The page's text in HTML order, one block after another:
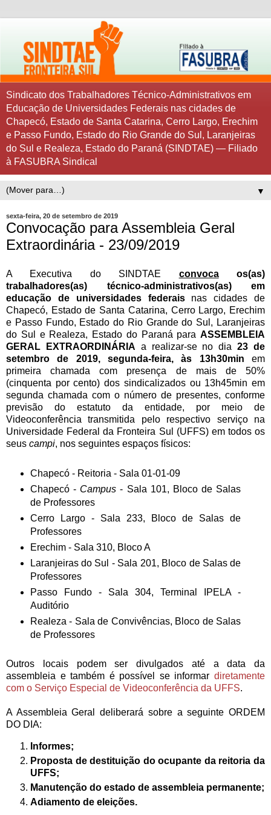
Sindicato dos Trabalhadores Técnico-Administrativos em
Educação de Universidades Federais nas cidades de
Chapecó, Estado de Santa Catarina, Cerro Largo, Erechim
e Passo Fundo, Estado do Rio Grande do Sul, Laranjeiras
do Sul e Realeza, Estado do Paraná (SINDTAE) — Filiado
à FASUBRA Sindical
▼
sexta-feira, 20 de setembro de 2019
Convocação para Assembleia Geral
Extraordinária - 23/09/2019
A Executiva do SINDTAE convocaos(as)
trabalhadores(as) técnico-administrativos(as) em
educação de universidades federaisnas cidades de
Chapecó, Estado de Santa Catarina, Cerro Largo, Erechim
e Passo Fundo, Estado do Rio Grande do Sul, Laranjeiras
do Sul e Realeza, Estado do Paraná para ASSEMBLEIA
GERAL EXTRAORDINÁRIA a realizar-se no dia23 de
setembro de 2019, segunda-feira, às 13h30min em
primeira chamada com presença de mais de 50%
(cinquenta por cento) dos sindicalizados ou 13h45min em
segunda chamada com o número de presentes, conforme
previsão do estatuto da entidade, por meio de
Videoconferência transmitida pelo respectivo serviço na
Universidade Federal da Fronteira Sul (UFFS) em todos os
seus campi, nos seguintes espaços físicos:
Chapecó - Reitoria - Sala 01-01-09
Chapecó - Campus - Sala 101, Bloco de Salas
de Professores
Cerro Largo - Sala 233, Bloco de Salas de
Professores
Erechim - Sala 310, Bloco A
Laranjeiras do Sul - Sala 201, Bloco de Salas de
Professores
Passo Fundo - Sala 304, Terminal IPELA -
Auditório
Realeza - Sala de Convivências, Bloco de Salas
de Professores
Outros locais podem ser divulgados até a data da
assembleia e também é possível se informar diretamente
com o Serviço Especial de Videoconferência da UFFS.
A Assembleia Geral deliberará sobre a seguinte ORDEM
DO DIA:
Informes;
Proposta de destituição do ocupante da reitoria da
UFFS;
Manutenção do estado de assembleia permanente;
Adiamento de eleições.